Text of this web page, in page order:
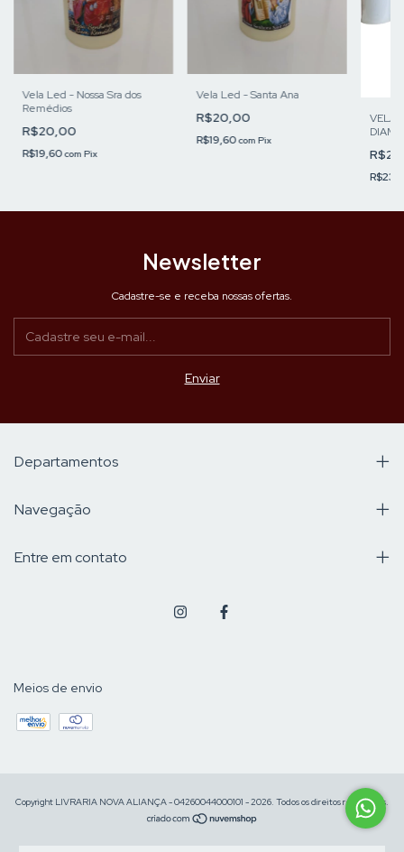
Vela Led - Nossa Sra dos
Remédios
R$20,00
R$19,60com Pix
Vela Led - Santa Ana
R$20,00
R$19,60com Pix
Newsletter
Cadastre-se e receba nossas ofertas.
Departamentos
Navegação
Entre em contato
Meios de envio
Copyright LIVRARIA NOVA ALIANÇA - 04260044000101 - 2026. Todos os direitos reservados.